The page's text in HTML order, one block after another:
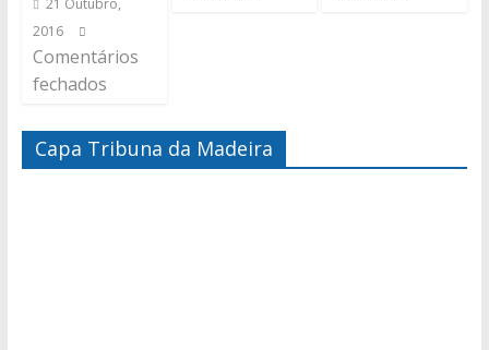
21 Outubro,
2016
Comentários
fechados
Capa Tribuna da Madeira